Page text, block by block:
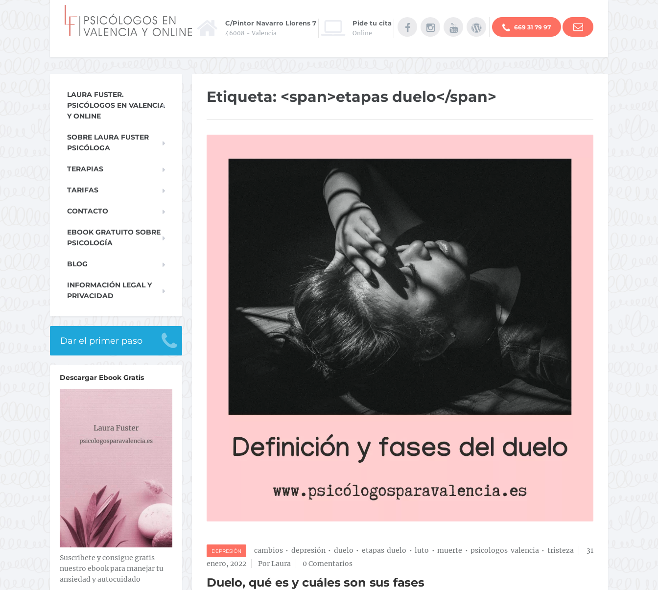
C/Pintor Navarro Llorens 7
46008 - Valencia
Pide tu cita
Online
669 31 79 97
Etiqueta: <span>etapas duelo</span>
DEPRESIÓN cambios• depresión• duelo • etapas duelo • luto • muerte • psicologos valencia• tristeza
31
enero, 2022
Por Laura 0 Comentarios
Duelo, qué es y cuáles son sus fases
LAURA FUSTER.
PSICÓLOGOS EN VALENCIA
Y ONLINE
SOBRE LAURA FUSTER
PSICÓLOGA
TERAPIAS
TARIFAS
CONTACTO
EBOOK GRATUITO SOBRE
PSICOLOGÍA
BLOG
INFORMACIÓN LEGAL Y
PRIVACIDAD
Dar el primer paso
Descargar Ebook Gratis
Suscribete y consigue gratis
nuestro ebook para manejar tu
ansiedad y autocuidado